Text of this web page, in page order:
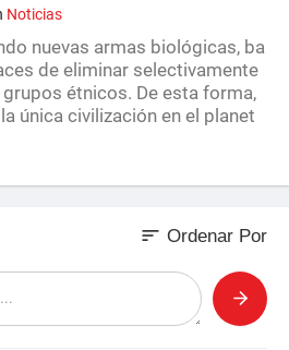
Noticias
nuevas armas biológicas, ba
de eliminar selectivamente
étnicos. De esta forma,
única civilización en el planet
sort Ordenar Por